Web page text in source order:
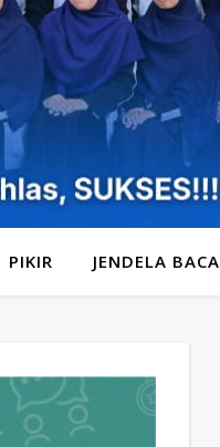
PIKIR JENDELA BACA